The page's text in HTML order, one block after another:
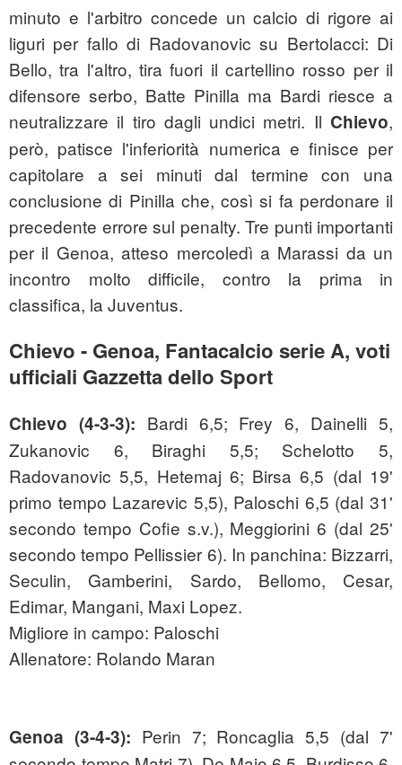
minuto e l'arbitro concede un calcio di rigore ai
liguri per fallo di Radovanovic su Bertolacci: Di
Bello, tra l'altro, tira fuori il cartellino rosso per il
difensore serbo, Batte Pinilla ma Bardi riesce a
neutralizzare il tiro dagli undici metri. Il Chievo,
però, patisce l'inferiorità numerica e finisce per
capitolare a sei minuti dal termine con una
conclusione di Pinilla che, così si fa perdonare il
precedente errore sul penalty. Tre punti importanti
per il Genoa, atteso mercoledì a Marassi da un
incontro molto difficile, contro la prima in
classifica, la Juventus.
Chievo - Genoa, Fantacalcio serie A, voti
ufficiali Gazzetta dello Sport
Chievo (4-3-3): Bardi 6,5; Frey 6, Dainelli 5,
Zukanovic 6, Biraghi 5,5; Schelotto 5,
Radovanovic 5,5, Hetemaj 6; Birsa 6,5 (dal 19'
primo tempo Lazarevic 5,5), Paloschi 6,5 (dal 31'
secondo tempo Cofie s.v.), Meggiorini 6 (dal 25'
secondo tempo Pellissier 6). In panchina: Bizzarri,
Seculin, Gamberini, Sardo, Bellomo, Cesar,
Edimar, Mangani, Maxi Lopez.
Migliore in campo: Paloschi
Allenatore: Rolando Maran
Genoa (3-4-3): Perin 7; Roncaglia 5,5 (dal 7'